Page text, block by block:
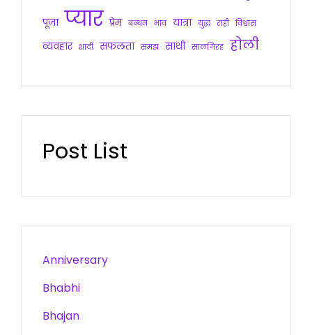
पूजा प्यार प्रेम बन्धन भाव यात्रा युद्ध राही विश्वास
व्यवहार शादी सफलता समझ साथी सालगिरह होली
Post List
Anniversary
Bhabhi
Bhajan